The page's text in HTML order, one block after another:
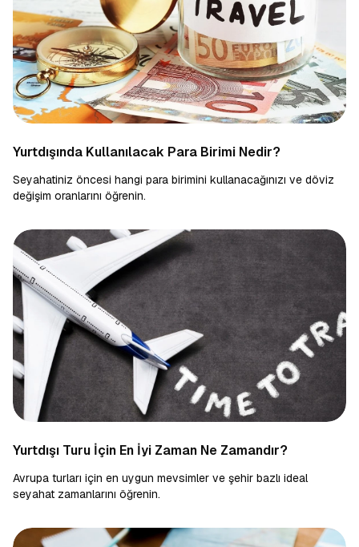
Yurtdışında Kullanılacak Para Birimi Nedir?
Seyahatiniz öncesi hangi para birimini kullanacağınızı ve döviz
değişim oranlarını öğrenin.
Yurtdışı Turu İçin En İyi Zaman Ne Zamandır?
Avrupa turları için en uygun mevsimler ve şehir bazlı ideal
seyahat zamanlarını öğrenin.